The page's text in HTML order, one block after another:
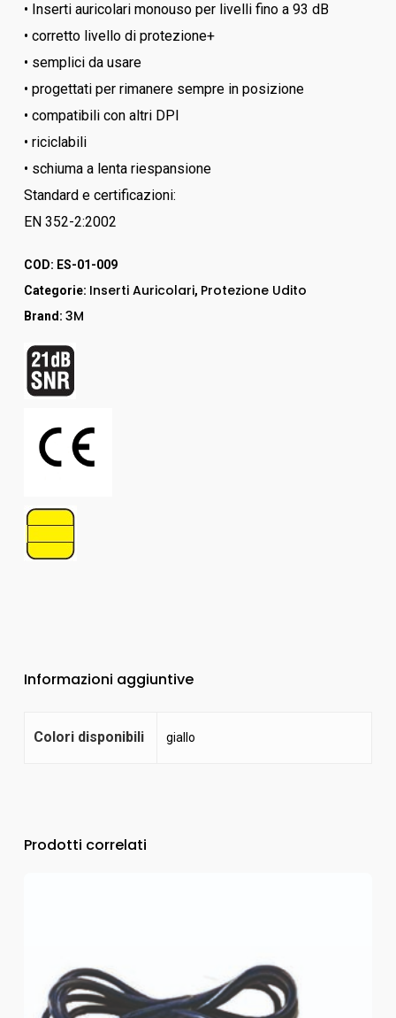
• Inserti auricolari monouso per livelli fino a 93 dB
• corretto livello di protezione+
• semplici da usare
• progettati per rimanere sempre in posizione
• compatibili con altri DPI
• riciclabili
• schiuma a lenta riespansione
Standard e certificazioni:
EN 352-2:2002
COD: ES-01-009
Categorie: Inserti Auricolari, Protezione Udito
Brand: 3M
Informazioni aggiuntive
Colori disponibili giallo
Prodotti correlati